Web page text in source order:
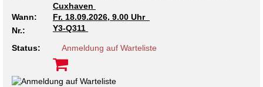
Cuxhaven
Wann:
Fr. 18.09.2026, 9.00 Uhr
Nr.:
Y3-Q311
Status: Anmeldung auf Warteliste